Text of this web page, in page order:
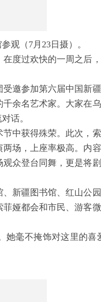
（7月23日摄）。
度过欢快的一周之后
邀参加第六届中国新
余名艺术家。大家在
话。
中获得殊荣。此次，
场，上座率极高。内
众登台同舞，更是将
新疆图书馆、红山公
娅都会和市民、游客微
毫不掩饰对这里的喜